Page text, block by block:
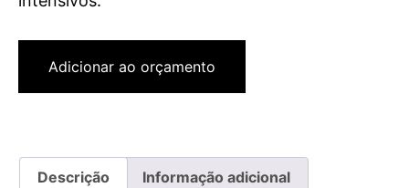
Adicionar ao orçamento
Descrição Informação adicional